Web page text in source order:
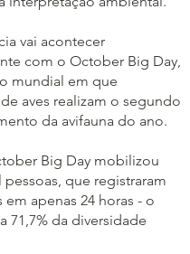
vai acontecer
com o October Big Day,
mundial em que
aves realizam o segundo
da avifauna do ano.
Big Day mobilizou
pessoas, que registraram
em apenas 24 horas - o
71,7% da diversidade